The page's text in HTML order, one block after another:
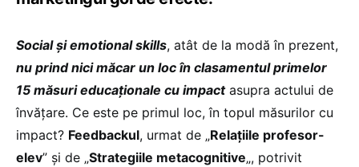
Social și emotional skills, atât de la modă în prezent,
nu prind nici măcar un loc în clasamentul primelor
15 măsuri educaționale cu impactasupra actului de
învățare. Ce este pe primul loc, în topul măsurilor cu
impact? Feedbackul, urmat de „Relațiile profesor-
elev” și de „Strategiile metacognitive„, potrivit